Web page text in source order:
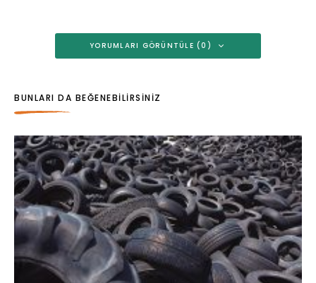
YORUMLARI GÖRÜNTÜLE (0)
BUNLARI DA BEĞENEBILIRSINIZ